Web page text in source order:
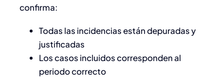
confirma:
Todas las incidencias están depuradas y
justificadas
Los casos incluidos corresponden al
periodo correcto